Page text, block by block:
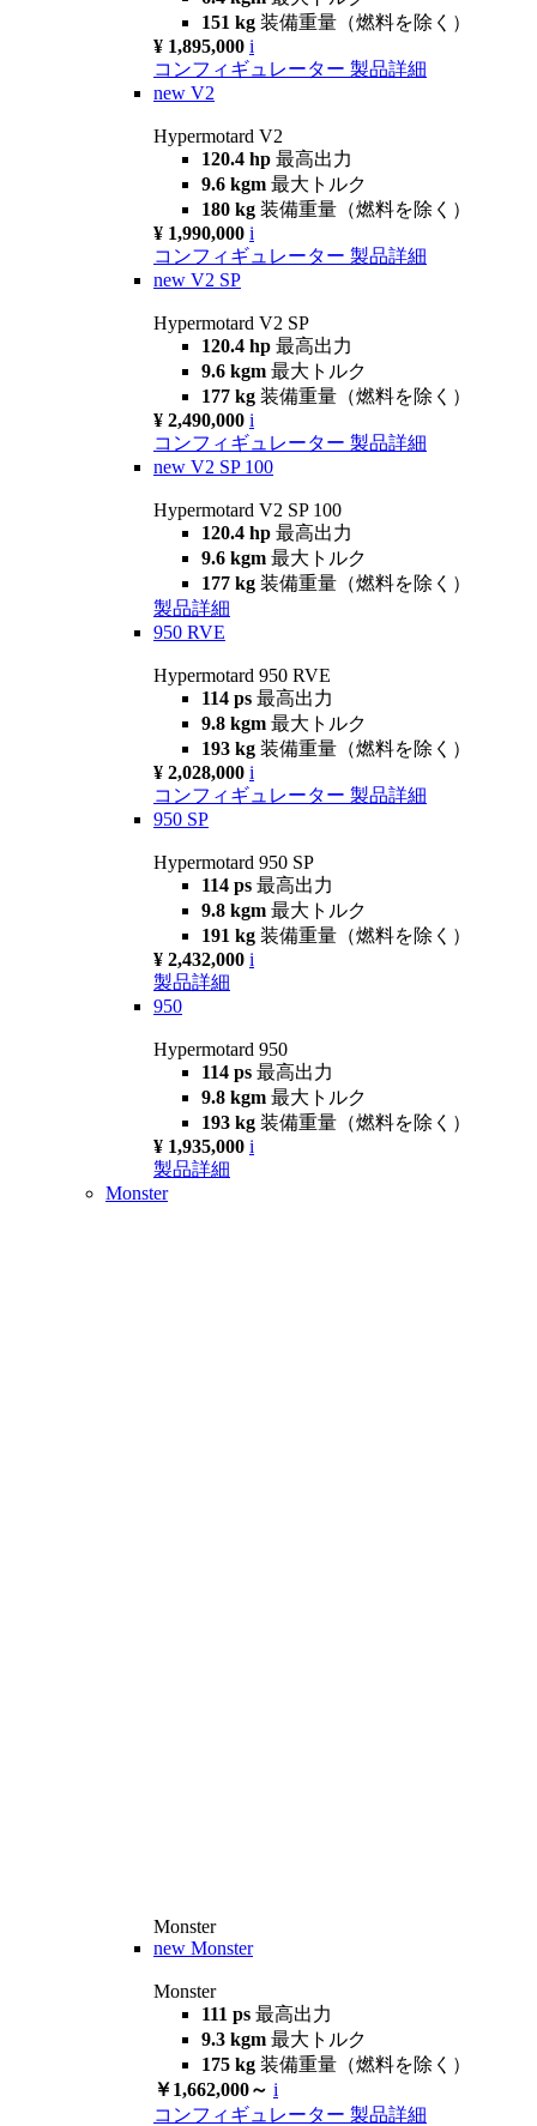
151 kg 装備重量（燃料を除く）
¥ 1,895,000 i
コンフィギュレーター 製品詳細
new V2
Hypermotard V2
120.4 hp 最高出力
9.6 kgm 最大トルク
180 kg 装備重量（燃料を除く）
¥ 1,990,000 i
コンフィギュレーター 製品詳細
new V2 SP
Hypermotard V2 SP
120.4 hp 最高出力
9.6 kgm 最大トルク
177 kg 装備重量（燃料を除く）
¥ 2,490,000 i
コンフィギュレーター 製品詳細
new V2 SP 100
Hypermotard V2 SP 100
120.4 hp 最高出力
9.6 kgm 最大トルク
177 kg 装備重量（燃料を除く）
製品詳細
950 RVE
Hypermotard 950 RVE
114 ps 最高出力
9.8 kgm 最大トルク
193 kg 装備重量（燃料を除く）
¥ 2,028,000 i
コンフィギュレーター 製品詳細
950 SP
Hypermotard 950 SP
114 ps 最高出力
9.8 kgm 最大トルク
191 kg 装備重量（燃料を除く）
¥ 2,432,000 i
製品詳細
950
Hypermotard 950
114 ps 最高出力
9.8 kgm 最大トルク
193 kg 装備重量（燃料を除く）
¥ 1,935,000 i
製品詳細
Monster
Monster
new Monster
Monster
111 ps 最高出力
9.3 kgm 最大トルク
175 kg 装備重量（燃料を除く）
￥1,662,000～ i
コンフィギュレーター 製品詳細